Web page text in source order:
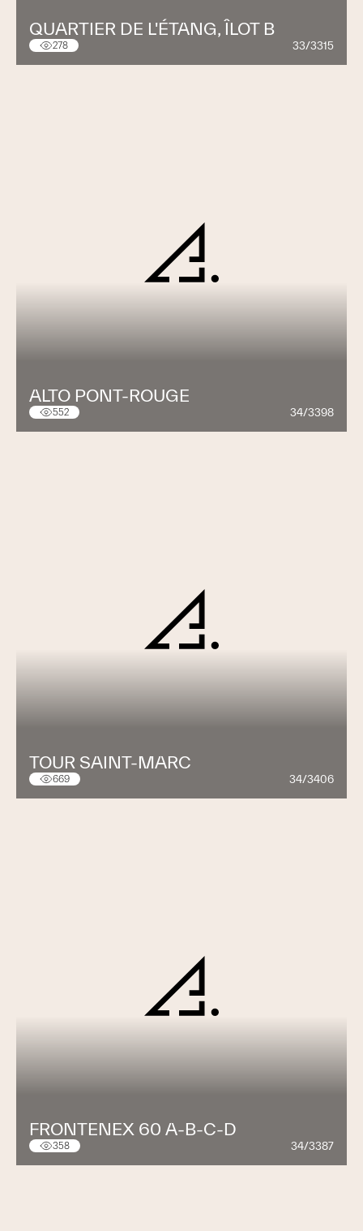
QUARTIER DE L'ÉTANG, ÎLOT B
278 33/3315
ALTO PONT-ROUGE
552 34/3398
TOUR SAINT-MARC
669 34/3406
FRONTENEX 60 A-B-C-D
358 34/3387